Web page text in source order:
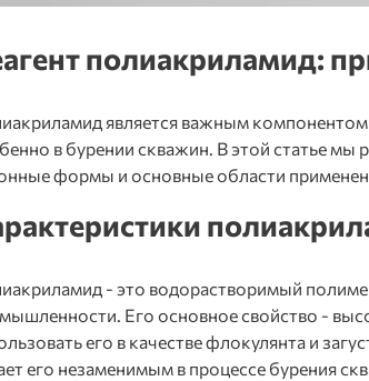
полиакриламид:
является важным
в бурении скважин. В этой статье мы
формы и основные области
- это водорастворимый
Его основное свойство -
его в качестве флокулянта и
его незаменимым в процессе бурения